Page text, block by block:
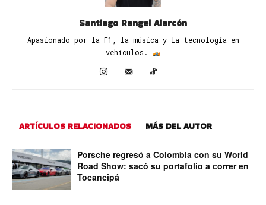
Santiago Rangel Alarcón
Apasionado por la F1, la música y la tecnología en
vehículos. ​
ARTÍCULOS RELACIONADOS MÁS DEL AUTOR
Porsche regresó a Colombia con su World
Road Show: sacó su portafolio a correr en
Tocancipá